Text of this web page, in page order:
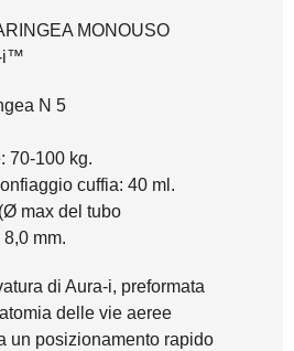
MONOUSO
i™
N 5
70-100 kg.
cuffia: 40 ml.
max del tubo
mm.
di Aura-i, preformata
delle vie aeree
un posizionamento rapido